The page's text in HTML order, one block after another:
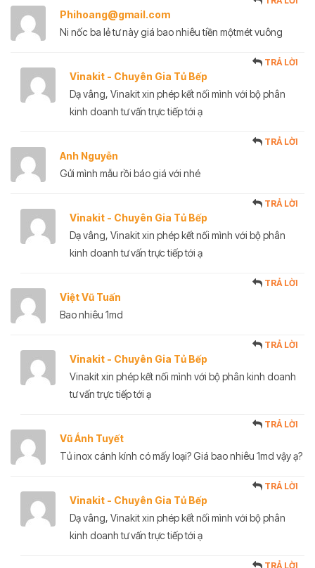
Phihoang@gmail.com
Ni nốc ba lẻ tư này giá bao nhiêu tiền mộtmét vuông
Vinakit - Chuyên Gia Tủ Bếp
TRẢ LỜI
Dạ vâng, Vinakit xin phép kết nối mình với bộ phân
kinh doanh tư vấn trực tiếp tới ạ
Anh Nguyễn
TRẢ LỜI
Gửi mình mẫu rồi báo giá với nhé
Vinakit - Chuyên Gia Tủ Bếp
TRẢ LỜI
Dạ vâng, Vinakit xin phép kết nối mình với bộ phân
kinh doanh tư vấn trực tiếp tới ạ
Việt Vũ Tuấn
TRẢ LỜI
Bao nhiêu 1md
Vinakit - Chuyên Gia Tủ Bếp
TRẢ LỜI
Vinakit xin phép kết nối mình với bộ phân kinh doanh
tư vấn trực tiếp tới ạ
Vũ Ánh Tuyết
TRẢ LỜI
Tủ inox cánh kính có mấy loại? Giá bao nhiêu 1md vậy ạ?
Vinakit - Chuyên Gia Tủ Bếp
TRẢ LỜI
Dạ vâng, Vinakit xin phép kết nối mình với bộ phân
kinh doanh tư vấn trực tiếp tới ạ
TRẢ LỜI